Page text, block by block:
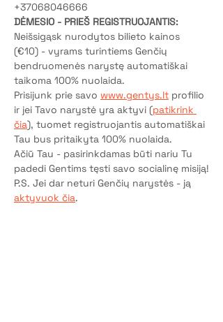
+37068046666
DĖMESIO - PRIEŠ REGISTRUOJANTIS:
Neišsigąsk nurodytos bilieto kainos
(€10) - vyrams turintiems Genčių
bendruomenės narystę automatiškai
taikoma 100% nuolaida.
Prisijunk prie savo www.gentys.lt profilio
ir jei Tavo narystė yra aktyvi (patikrink
čia), tuomet registruojantis automatiškai
Tau bus pritaikyta 100% nuolaida.
Ačiū Tau - pasirinkdamas būti nariu Tu
padedi Gentims tęsti savo socialinę misiją!
P.S. Jei dar neturi Genčių narystės - ją
aktyvuok čia.